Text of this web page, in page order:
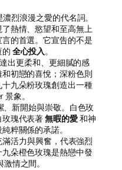
烈浪漫之愛的代名詞。
熱情、慾望和至高無上
的首選。它宣告的不是
的 全心投入。
出更柔和、更細膩的感
初戀的喜悅；深粉色則
九朵粉玫瑰創造出一種
象。
、新開始與崇敬。白色玫
玫瑰代表著無暇的愛和神
粹關係的承諾。
滿活力與興奮，代表強烈
朵橙色玫瑰是熱戀中發
情之間。